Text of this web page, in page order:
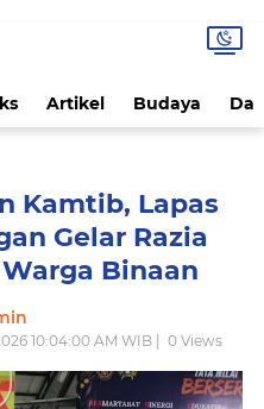
Artikel Budaya
Kamtib, Lapas
Gelar Razia
Binaan
10:04:00 AM WIB | 0Views